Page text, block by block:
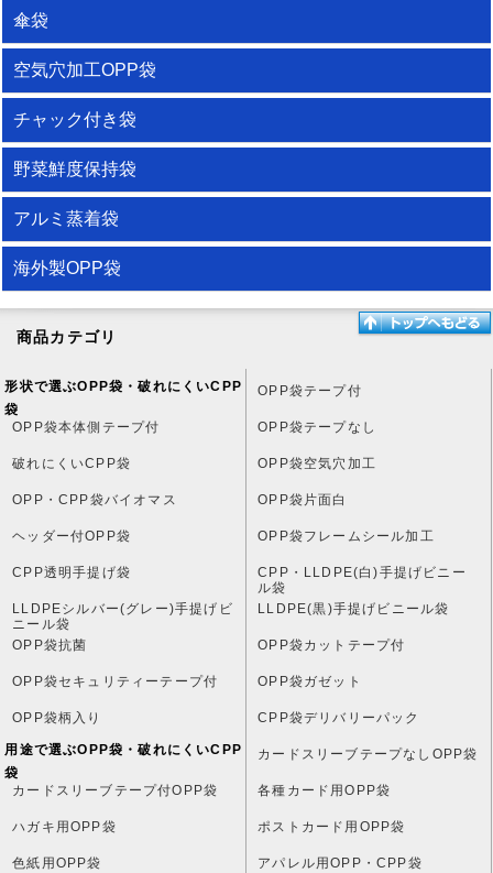
傘袋
空気穴加工OPP袋
チャック付き袋
野菜鮮度保持袋
アルミ蒸着袋
海外製OPP袋
商品カテゴリ
形状で選ぶOPP袋・破れにくいCPP
袋
OPP袋テープ付
OPP袋本体側テープ付 OPP袋テープなし
破れにくいCPP袋 OPP袋空気穴加工
OPP・CPP袋バイオマス OPP袋片面白
ヘッダー付OPP袋 OPP袋フレームシール加工
CPP透明手提げ袋
CPP・LLDPE(白)手提げビニー
ル袋
LLDPEシルバー(グレー)手提げビ
ニール袋
LLDPE(黒)手提げビニール袋
OPP袋抗菌 OPP袋カットテープ付
OPP袋セキュリティーテープ付 OPP袋ガゼット
OPP袋柄入り CPP袋デリバリーパック
用途で選ぶOPP袋・破れにくいCPP
袋
カードスリーブテープなしOPP袋
カードスリーブテープ付OPP袋 各種カード用OPP袋
ハガキ用OPP袋 ポストカード用OPP袋
色紙用OPP袋 アパレル用OPP・CPP袋